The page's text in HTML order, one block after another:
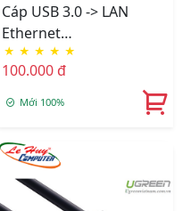
Cáp USB 3.0 -> LAN
Ethernet
10/100/1000Mbps
★ ★ ★ ★ ★
100.000 đ
Mới 100%